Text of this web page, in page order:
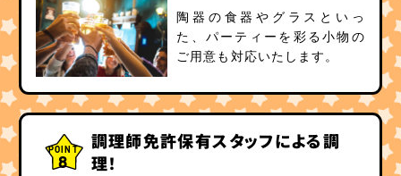
陶器の食器やグラスといっ
た、パーティーを彩る小物の
ご用意も対応いたします。
POINT
8
調理師免許保有スタッフによる調
理！